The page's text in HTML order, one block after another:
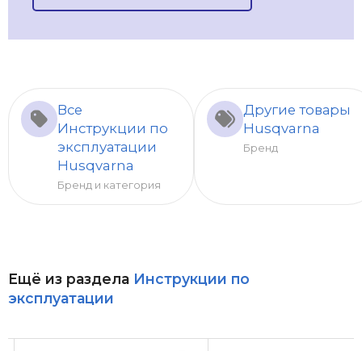
Все
Инструкции по
эксплуатации
Husqvarna
Бренд и категория
Другие товары
Husqvarna
Бренд
Ещё из раздела Инструкции по
эксплуатации